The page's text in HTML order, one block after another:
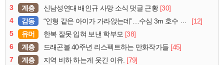
3
계층 신남성연대 배인규 사망 소식 댓글 근황 [30]
4
감동 “인형 같은 아이가 가라앉는데”…수심 3m 호수 뛰어든 60대 의인
[12]
5
유머 한복 잘못 입혀 보낸 학부모 [38]
6
계층 드래곤볼 40주년 리스펙트하는 만화작가들 [45]
7
계층 지역 비하 하는게 웃긴 이유. [79]